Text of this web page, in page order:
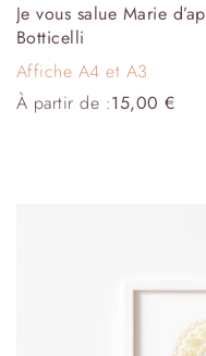
Je vous salue Marie
Botticelli
Affiche A4 et A3
À partir de :15,00€